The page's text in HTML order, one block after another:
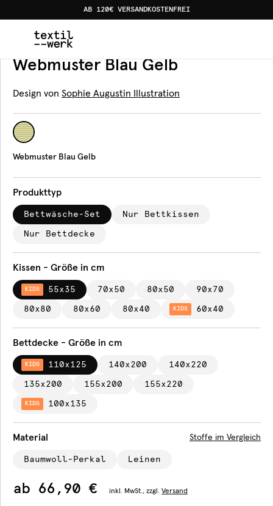
AB 120€ VERSANDKOSTENFREI
Produkte Bettwäsche Webmuster Blau Gelb
Bettwäsche
Webmuster Blau Gelb
Design von Sophie Augustin Illustration
Webmuster Blau Gelb
Produkttyp
Bettwäsche-Set Nur Bettkissen
Nur Bettdecke
Kissen - Größe in cm
KIDS 55x35 70x50 80x50 90x70
80x80 80x60 80x40 KIDS 60x40
Bettdecke - Größe in cm
KIDS 110x125 140x200 140x220
135x200 155x200 155x220
KIDS 100x135
Material Stoffe im Vergleich
Baumwoll-Perkal Leinen
ab 66,90 € inkl. MwSt., zzgl. Versand